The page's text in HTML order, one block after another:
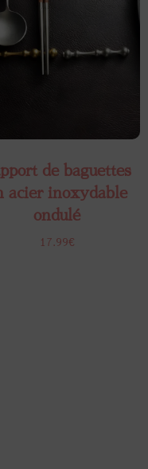
de baguettes
acier inoxydable
ondulé
17.99€